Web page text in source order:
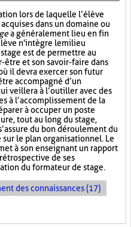
lors de laquelle l’élève
dans un domaine ou
a généralement lieu en fin
n'intègre le milieu
est de permettre au
être et son savoir-faire dans
il devra exercer son futur
accompagné d’un
veillera à l’outiller avec des
à l’accomplissement de la
à occuper un poste
tout au long du stage,
du bon déroulement du
le plan organisationnel. Le
à son enseignant un rapport
de ses
du formateur de stage.
des connaissances (17)